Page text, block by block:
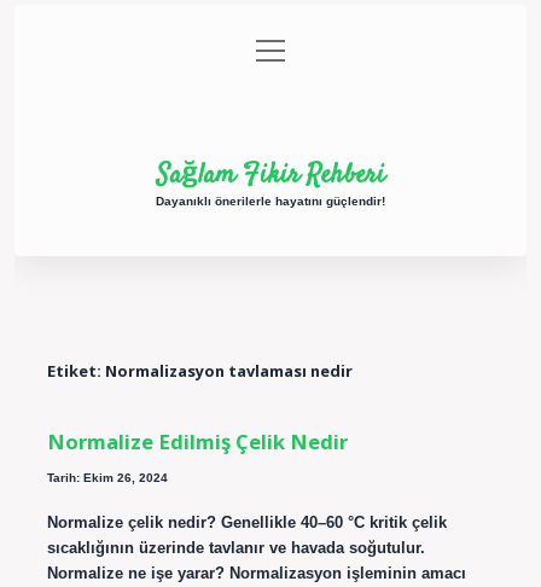
Gizlilik Politikası
menüyü
aç
Sağlam Fikir Rehberi
Dayanıklı önerilerle hayatını güçlendir!
Etiket: Normalizasyon tavlaması nedir
Normalize Edilmiş Çelik Nedir
Tarih: Ekim 26, 2024
Normalize çelik nedir? Genellikle 40–60 °C kritik çelik
sıcaklığının üzerinde tavlanır ve havada soğutulur.
Normalize ne işe yarar? Normalizasyon işleminin amacı